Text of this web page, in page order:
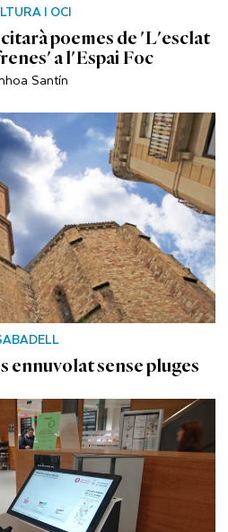
I OCI
poemes de 'L'esclat
a l'Espai Foc
Santín
ennuvolat sense pluges